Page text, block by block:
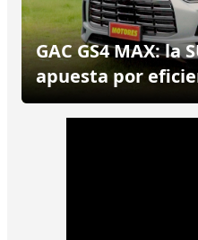
GAC GS4 MAX: la
apuesta por